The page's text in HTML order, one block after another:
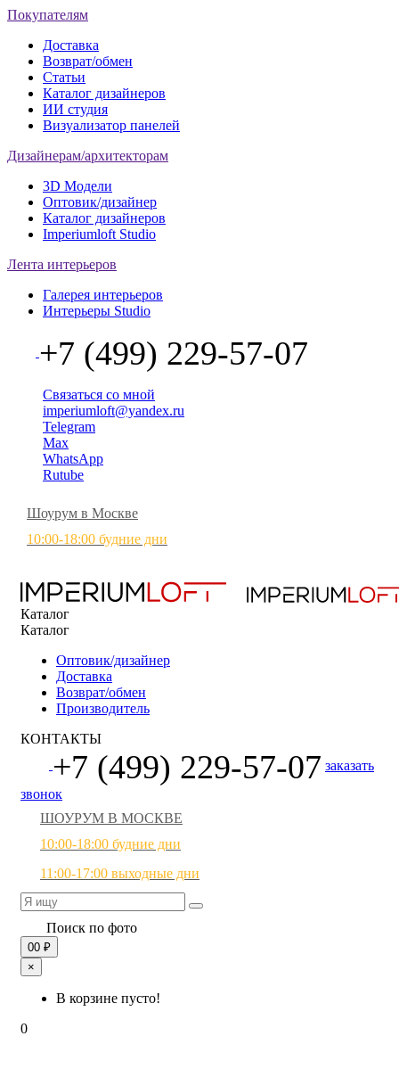
Покупателям
Доставка
Возврат/обмен
Статьи
Каталог дизайнеров
ИИ студия
Визуализатор панелей
Дизайнерам/архитекторам
3D Модели
Оптовик/дизайнер
Каталог дизайнеров
Imperiumloft Studio
Лента интерьеров
Галерея интерьеров
Интерьеры Studio
+7 (499) 229-57-07
Связаться со мной
imperiumloft@yandex.ru
Telegram
Max
WhatsApp
Rutube
Шоурум в Москве
10:00-18:00 будние дни
Каталог
Каталог
Оптовик/дизайнер
Доставка
Возврат/обмен
Производитель
КОНТАКТЫ
+7 (499) 229-57-07 заказать
звонок
ШОУРУМ В МОСКВЕ
10:00-18:00 будние дни
11:00-17:00 выходные дни
Поиск по фото
00 ₽
×
В корзине пусто!
0